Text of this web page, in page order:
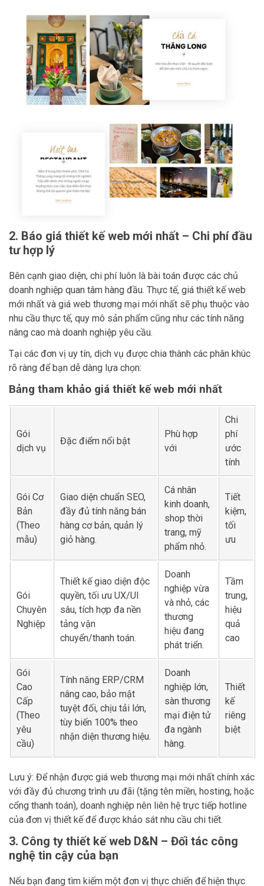
2. Báo giá thiết kế web mới nhất – Chi phí đầu
tư hợp lý
Bên cạnh giao diện, chi phí luôn là bài toán được các chủ
doanh nghiệp quan tâm hàng đầu. Thực tế, giá thiết kế web
mới nhất và giá web thương mại mới nhất sẽ phụ thuộc vào
nhu cầu thực tế, quy mô sản phẩm cũng như các tính năng
nâng cao mà doanh nghiệp yêu cầu.
Tại các đơn vị uy tín, dịch vụ được chia thành các phân khúc
rõ ràng để bạn dễ dàng lựa chọn:
Bảng tham khảo giá thiết kế web mới nhất
Gói
dịch vụ
Đặc điểm nổi bật
Phù hợp
với
Chi
phí
ước
tính
Gói Cơ
Bản
(Theo
mẫu)
Giao diện chuẩn SEO,
đầy đủ tính năng bán
hàng cơ bản, quản lý
giỏ hàng.
Cá nhân
kinh doanh,
shop thời
trang, mỹ
phẩm nhỏ.
Tiết
kiệm,
tối
ưu
Gói
Chuyên
Nghiệp
Thiết kế giao diện độc
quyền, tối ưu UX/UI
sâu, tích hợp đa nền
tảng vận
chuyển/thanh toán.
Doanh
nghiệp vừa
và nhỏ, các
thương
hiệu đang
phát triển.
Tầm
trung,
hiệu
quả
cao
Gói
Cao
Cấp
(Theo
yêu
cầu)
Tính năng ERP/CRM
nâng cao, bảo mật
tuyệt đối, chịu tải lớn,
tùy biến 100% theo
nhận diện thương hiệu.
Doanh
nghiệp lớn,
sàn thương
mại điện tử
đa ngành
hàng.
Thiết
kế
riêng
biệt
Lưu ý: Để nhận được giá web thương mại mới nhất chính xác
với đầy đủ chương trình ưu đãi (tặng tên miền, hosting, hoặc
cổng thanh toán), doanh nghiệp nên liên hệ trực tiếp hotline
của đơn vị thiết kế để được khảo sát nhu cầu chi tiết.
3. Công ty thiết kế web D&N – Đối tác công
nghệ tin cậy của bạn
Nếu bạn đang tìm kiếm một đơn vị thực chiến để hiện thực